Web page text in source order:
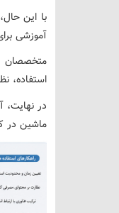
با این
آموزشی
متخصصان
استفاده،
در
ماشین در